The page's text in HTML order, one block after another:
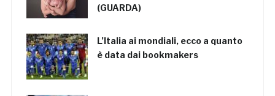
(GUARDA)
L’Italia ai mondiali, ecco a quanto
è data dai bookmakers